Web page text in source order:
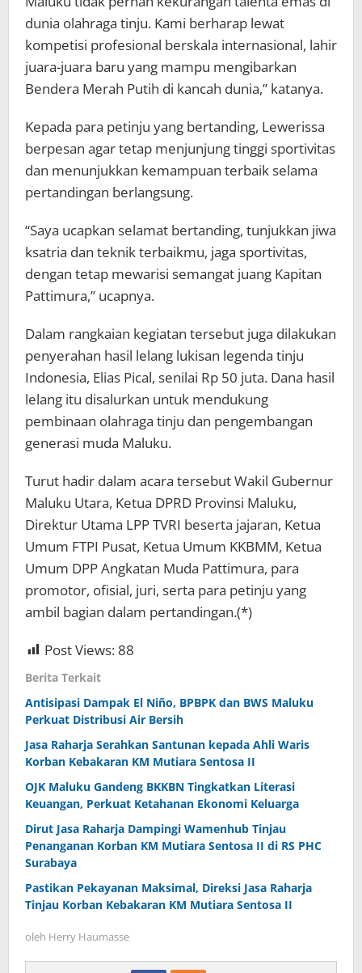
dunia olahraga tinju. Kami berharap lewat
kompetisi profesional berskala internasional, lahir
juara-juara baru yang mampu mengibarkan
Bendera Merah Putih di kancah dunia,” katanya.
Kepada para petinju yang bertanding, Lewerissa
berpesan agar tetap menjunjung tinggi sportivitas
dan menunjukkan kemampuan terbaik selama
pertandingan berlangsung.
“Saya ucapkan selamat bertanding, tunjukkan jiwa
ksatria dan teknik terbaikmu, jaga sportivitas,
dengan tetap mewarisi semangat juang Kapitan
Pattimura,” ucapnya.
Dalam rangkaian kegiatan tersebut juga dilakukan
penyerahan hasil lelang lukisan legenda tinju
Indonesia, Elias Pical, senilai Rp 50 juta. Dana hasil
lelang itu disalurkan untuk mendukung
pembinaan olahraga tinju dan pengembangan
generasi muda Maluku.
Turut hadir dalam acara tersebut Wakil Gubernur
Maluku Utara, Ketua DPRD Provinsi Maluku,
Direktur Utama LPP TVRI beserta jajaran, Ketua
Umum FTPI Pusat, Ketua Umum KKBMM, Ketua
Umum DPP Angkatan Muda Pattimura, para
promotor, ofisial, juri, serta para petinju yang
ambil bagian dalam pertandingan.(*)
Post Views: 88
Berita Terkait
Antisipasi Dampak El Niño, BPBPK dan BWS Maluku
Perkuat Distribusi Air Bersih
Jasa Raharja Serahkan Santunan kepada Ahli Waris
Korban Kebakaran KM Mutiara Sentosa II
OJK Maluku Gandeng BKKBN Tingkatkan Literasi
Keuangan, Perkuat Ketahanan Ekonomi Keluarga
Dirut Jasa Raharja Dampingi Wamenhub Tinjau
Penanganan Korban KM Mutiara Sentosa II di RS PHC
Surabaya
Pastikan Pekayanan Maksimal, Direksi Jasa Raharja
Tinjau Korban Kebakaran KM Mutiara Sentosa II
oleh Herry Haumasse